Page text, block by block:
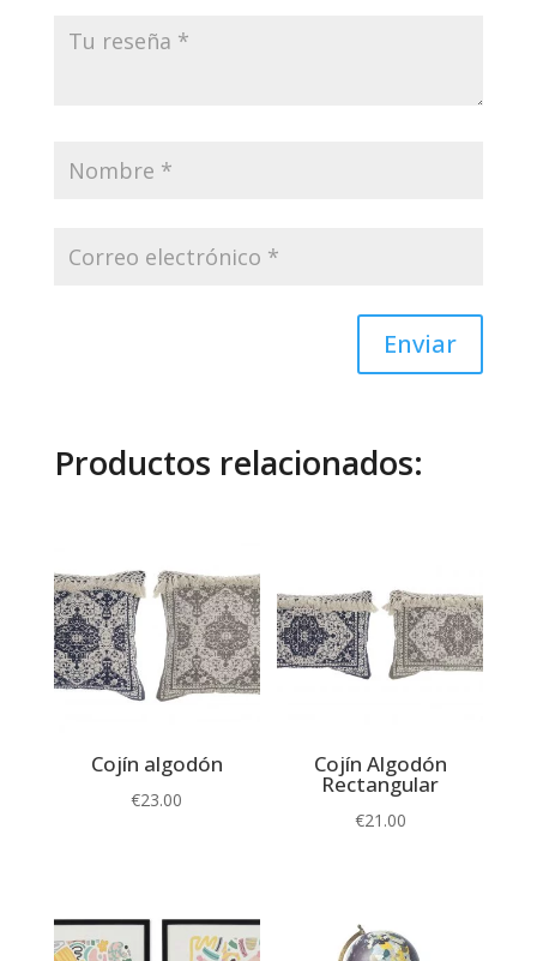
Enviar
Productos relacionados:
Cojín algodón
€23.00
Cojín Algodón
Rectangular
€21.00